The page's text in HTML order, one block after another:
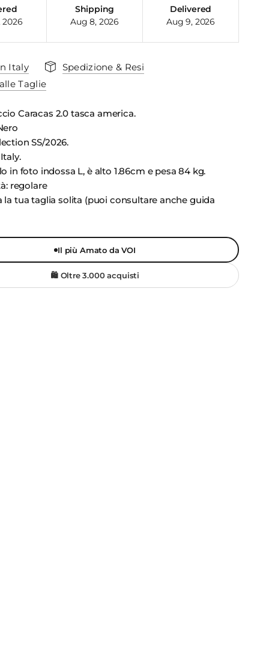
2026
Shipping
Aug 8, 2026
Delivered
Aug 9, 2026
Italy
Spedizione & Resi
Taglie
Caracas 2.0 tasca america.
SS/2026.
in foto indossa L, è alto 1.86cm e pesa 84 kg.
regolare
la tua taglia solita (puoi consultare anche guida
Il più Amato da VOI
🛍️ Oltre 3.000 acquisti